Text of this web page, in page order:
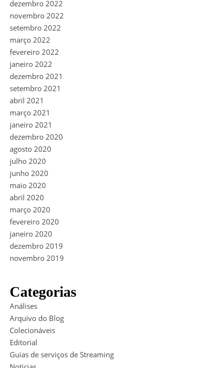
dezembro 2022
novembro 2022
setembro 2022
março 2022
fevereiro 2022
janeiro 2022
dezembro 2021
setembro 2021
abril 2021
março 2021
janeiro 2021
dezembro 2020
agosto 2020
julho 2020
junho 2020
maio 2020
abril 2020
março 2020
fevereiro 2020
janeiro 2020
dezembro 2019
novembro 2019
Categorias
Análises
Arquivo do Blog
Colecionáveis
Editorial
Guias de serviços de Streaming